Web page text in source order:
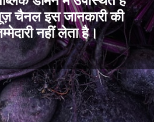
चैनल इस जानकारी की
नहीं लेता है।